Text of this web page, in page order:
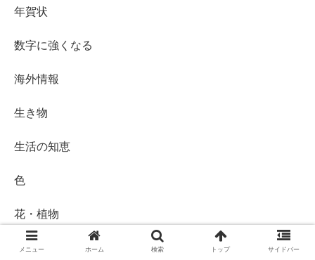
年賀状
数字に強くなる
海外情報
生き物
生活の知恵
色
花・植物
読書
メニュー ホーム 検索 トップ サイドバー